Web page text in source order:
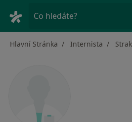
Co hledáte?
Hlavní Stránka Internista